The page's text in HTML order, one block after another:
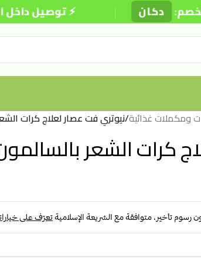
⚡ توصيل داخل دكان |
ومكملات غذائية/نيوتري فت عصار لعلاج كرات الشعر
الشعر بالسالمون